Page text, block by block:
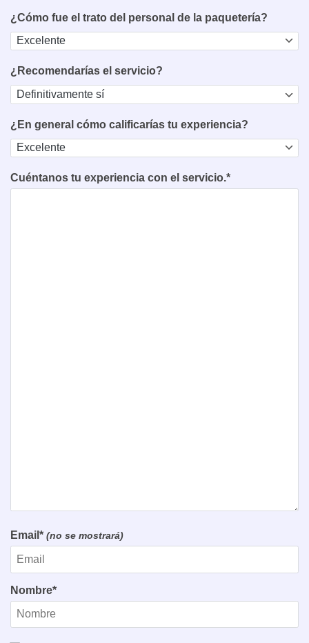
¿Cómo fue el trato del personal de la paquetería?
¿Recomendarías el servicio?
¿En general cómo calificarías tu experiencia?
Cuéntanos tu experiencia con el servicio.*
Email* (no se mostrará)
Nombre*